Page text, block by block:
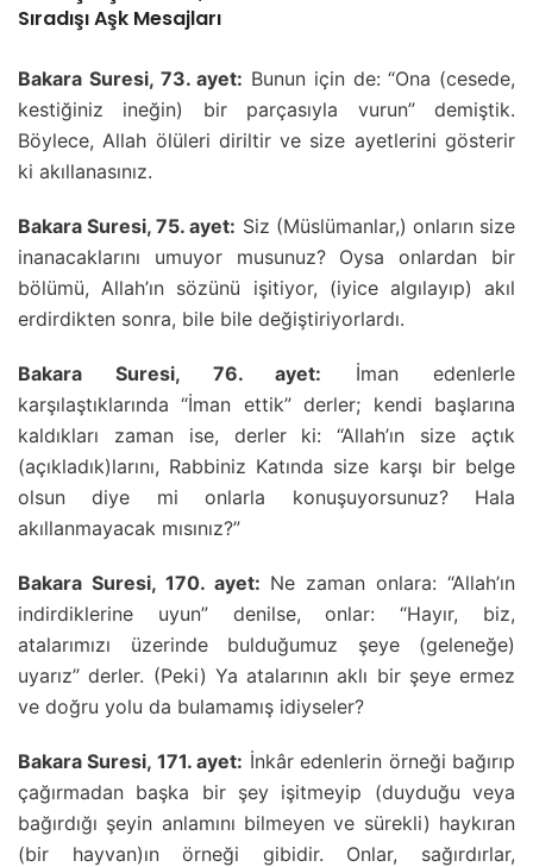
Sıradışı Aşk Mesajları
Bakara Suresi, 73. ayet: Bunun için de: “Ona (cesede,
kestiğiniz ineğin) bir parçasıyla vurun” demiştik.
Böylece, Allah ölüleri diriltir ve size ayetlerini gösterir
ki akıllanasınız.
Bakara Suresi, 75. ayet: Siz (Müslümanlar,) onların size
inanacaklarını umuyor musunuz? Oysa onlardan bir
bölümü, Allah’ın sözünü işitiyor, (iyice algılayıp) akıl
erdirdikten sonra, bile bile değiştiriyorlardı.
Bakara Suresi, 76. ayet: İman edenlerle
karşılaştıklarında “İman ettik” derler; kendi başlarına
kaldıkları zaman ise, derler ki: “Allah’ın size açtık
(açıkladık)larını, Rabbiniz Katında size karşı bir belge
olsun diye mi onlarla konuşuyorsunuz? Hala
akıllanmayacak mısınız?”
Bakara Suresi, 170. ayet: Ne zaman onlara: “Allah’ın
indirdiklerine uyun” denilse, onlar: “Hayır, biz,
atalarımızı üzerinde bulduğumuz şeye (geleneğe)
uyarız” derler. (Peki) Ya atalarının aklı bir şeye ermez
ve doğru yolu da bulamamış idiyseler?
Bakara Suresi, 171. ayet: İnkâr edenlerin örneği bağırıp
çağırmadan başka bir şey işitmeyip (duyduğu veya
bağırdığı şeyin anlamını bilmeyen ve sürekli) haykıran
(bir hayvan)ın örneği gibidir. Onlar, sağırdırlar,